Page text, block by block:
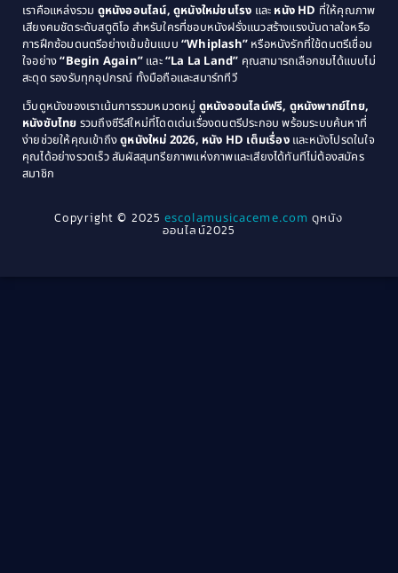
Coming of Age ก้าวพ้นวัย(1)
Coming-of-Age(3)
Community(1)
Crime อาชญากรรม(78)
Cult Film(4)
1979
1978
1976
1975
1974
1971
1970
1969
1968
1964
1963
1940
เราคือแหล่งรวม ดูหนังออนไลน์, ดูหนังใหม่ชนโรง และ หนัง HD ที่ให้คุณภาพ
เสียงคมชัดระดับสตูดิโอ สำหรับใครที่ชอบหนังฝรั่งแนวสร้างแรงบันดาลใจหรือ
การฝึกซ้อมดนตรีอย่างเข้มข้นแบบ “Whiplash” หรือหนังรักที่ใช้ดนตรีเชื่อม
ใจอย่าง“Begin Again” และ“La La Land” คุณสามารถเลือกชมได้แบบไม่
สะดุด รองรับทุกอุปกรณ์ ทั้งมือถือและสมาร์ททีวี
เว็บดูหนังของเราเน้นการรวมหมวดหมู่ ดูหนังออนไลน์ฟรี, ดูหนังพากย์ไทย,
หนังซับไทย รวมถึงซีรีส์ใหม่ที่โดดเด่นเรื่องดนตรีประกอบ พร้อมระบบค้นหาที่
ง่ายช่วยให้คุณเข้าถึงดูหนังใหม่ 2026, หนัง HD เต็มเรื่องและหนังโปรดในใจ
คุณได้อย่างรวดเร็ว สัมผัสสุนทรียภาพแห่งภาพและเสียงได้ทันทีไม่ต้องสมัคร
สมาชิก
Copyright © 2025escolamusicaceme.com ดูหนัง
ออนไลน์2025